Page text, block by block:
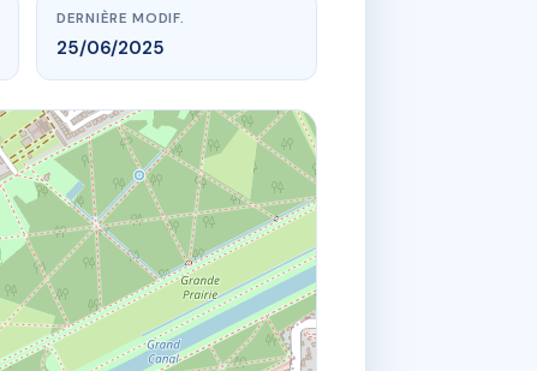
DERNIÈRE MODIF.
25/06/2025